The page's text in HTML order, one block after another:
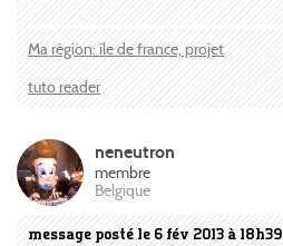
Ma région: île de france, projet
tuto reader
message posté le 6 fév 2013 à 18h39
neneutron
membre
Belgique